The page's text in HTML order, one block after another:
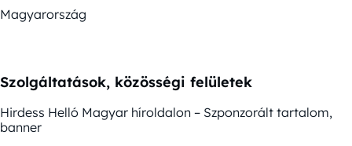
Magyarország
Szolgáltatások, közösségi felületek
Hirdess Helló Magyar híroldalon – Szponzorált tartalom,
banner